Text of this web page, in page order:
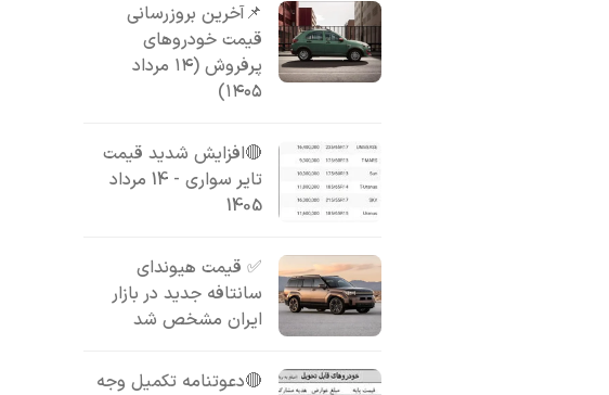
📌آخرین بروزرسانی
قیمت خودروهای
پرفروش (۱۴ مرداد
۱۴۰۵)
🔴افزایش شدید قیمت
تایر سواری - 14 مرداد
1405
✅ قیمت هیوندای
سانتافه جدید در بازار
ایران مشخص شد
🔴دعوتنامه تکمیل وجه